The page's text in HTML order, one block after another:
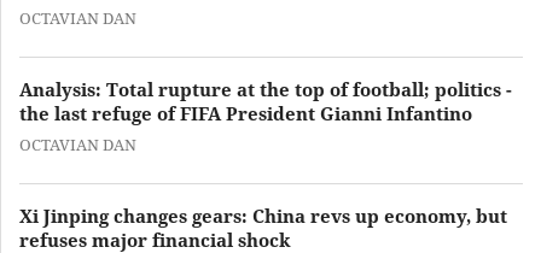
OCTAVIAN DAN
Analysis: Total rupture at the top of football; politics -
the last refuge of FIFA President Gianni Infantino
OCTAVIAN DAN
Xi Jinping changes gears: China revs up economy, but
refuses major financial shock